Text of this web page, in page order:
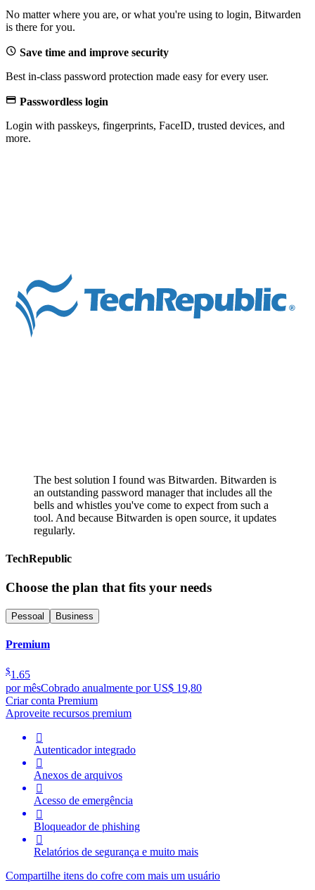
No matter where you are, or what you're using to login, Bitwarden
is there for you.
 Save time and improve security
Best in-class password protection made easy for every user.
 Passwordless login
Login with passkeys, fingerprints, FaceID, trusted devices, and
more.
The best solution I found was Bitwarden. Bitwarden is
an outstanding password manager that includes all the
bells and whistles you've come to expect from such a
tool. And because Bitwarden is open source, it updates
regularly.
TechRepublic
Choose the plan that fits your needs
Pessoal Business
Premium
$1.65
por mêsCobrado anualmente por US$ 19,80
Criar conta Premium
Aproveite recursos premium

Autenticador integrado

Anexos de arquivos

Acesso de emergência

Bloqueador de phishing

Relatórios de segurança e muito mais
Compartilhe itens do cofre com mais um usuário